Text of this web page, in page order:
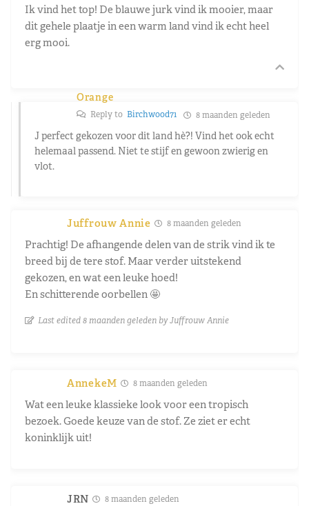
Ik vind het top! De blauwe jurk vind ik mooier, maar
dit gehele plaatje in een warm land vind ik echt heel
erg mooi.
Orange
Reply to Birchwood71 8 maanden geleden
J perfect gekozen voor dit land hè?! Vind het ook echt
helemaal passend. Niet te stijf en gewoon zwierig en
vlot.
Juffrouw Annie 8 maanden geleden
Prachtig! De afhangende delen van de strik vind ik te
breed bij de tere stof. Maar verder uitstekend
gekozen, en wat een leuke hoed!
En schitterende oorbellen 🤩
Last edited 8 maanden geleden by Juffrouw Annie
AnnekeM 8 maanden geleden
Wat een leuke klassieke look voor een tropisch
bezoek. Goede keuze van de stof. Ze ziet er echt
koninklijk uit!
JRN 8 maanden geleden